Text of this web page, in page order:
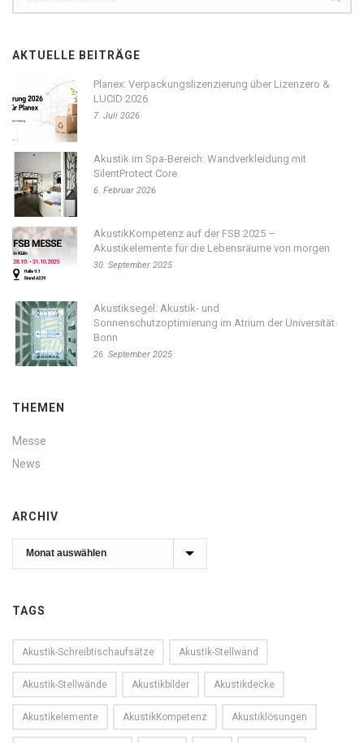
AKTUELLE BEITRÄGE
Planex: Verpackungslizenzierung über Lizenzero &
LUCID 2026
7. Juli 2026
Akustik im Spa-Bereich: Wandverkleidung mit
SilentProtect Core
6. Februar 2026
AkustikKompetenz auf der FSB 2025 –
Akustikelemente für die Lebensräume von morgen
30. September 2025
Akustiksegel: Akustik- und
Sonnenschutzoptimierung im Atrium der Universität
Bonn
26. September 2025
THEMEN
Messe
News
ARCHIV
TAGS
Akustik-Schreibtischaufsätze Akustik-Stellwand
Akustik-Stellwände Akustikbilder Akustikdecke
Akustikelemente AkustikKompetenz Akustiklösungen